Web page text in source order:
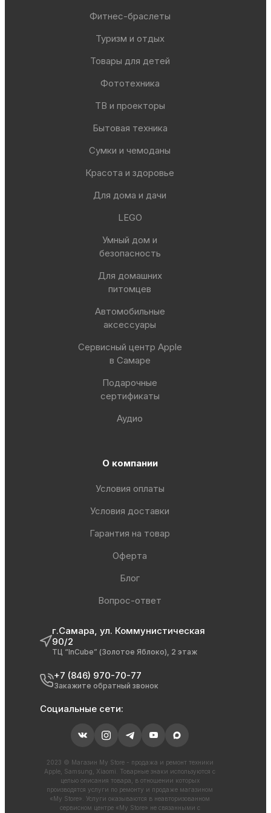
Сервисный центр Apple в Самаре
Подарочные сертификаты
Фитнес-браслеты
Туризм и отдых
Товары для детей
Фототехника
ТВ и проекторы
Бытовая техника
Сумки и чемоданы
Красота и здоровье
Для дома и дачи
LEGO
Умный дом и
безопасность
Для домашних
питомцев
Автомобильные
аксессуары
Сервисный центр Apple
в Самаре
Подарочные
сертификаты
Аудио
О компании
Условия оплаты
Условия доставки
Гарантия на товар
Оферта
Блог
Вопрос-ответ
г.Самара, ул. Коммунистическая
90/2
ТЦ “InCube” (Золотое Яблоко), 2 этаж
+7 (846) 970-70-77
Закажите обратный звонок
Социальные сети:
2023 © Магазин My Store - продажа и ремонт техники
Apple, Samsung, Xiaomi. Товарные знаки используются с
целью описания товара, в отношении которых
производятся услуги по ремонту и продаже магазином
«My Store». Услуги оказываются в неавторизованном
сервисном центре «My Store» не связанными с